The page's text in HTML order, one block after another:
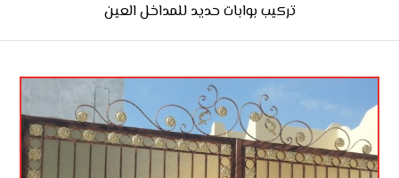
تركيب بوابات حديد للمداخل العين